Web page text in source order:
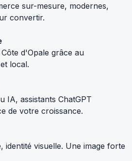
sur-mesure, modernes,
convertir.
d'Opale grâce au
local.
IA, assistants ChatGPT
de votre croissance.
identité visuelle. Une image forte